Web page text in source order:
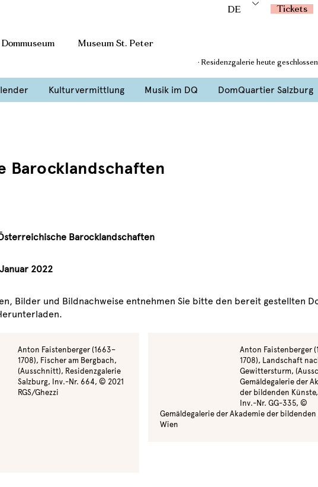
DE Tickets
Dommuseum Museum St. Peter
· Residenzgalerie heute geschlossen
Kulturvermittlung Musik im DQ DomQuartier Salzburg
Barocklandschaften
Barocklandschaften
2022
Bilder und Bildnachweise entnehmen Sie bitte den bereit gestellten
Anton Faistenberger (1663–
1708), Fischer am Bergbach,
(Ausschnitt), Residenzgalerie
Salzburg, Inv.-Nr. 664, © 2021
RGS/Ghezzi
Anton Faistenberger
1708), Landschaft
Gewittersturm,
Gemäldegalerie der
der bildenden
Inv.-Nr. GG-335, ©
Gemäldegalerie der Akademie der
Wien